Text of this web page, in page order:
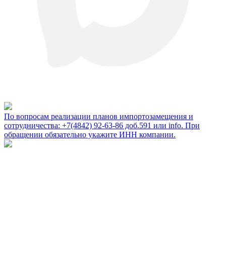
По вопросам реализации планов импортозамещения и
сотрудничества: +7(4842) 92-63-86 доб.591 или info. При
обращении обязательно укажите ИНН компании.